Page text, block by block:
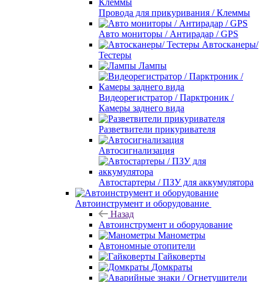
Провода для прикуривания / Клеммы
Авто мониторы / Антирадар / GPS
Автосканеры/
Тестеры
Лампы
Видеорегистратор / Парктроник /
Камеры заднего вида
Разветвители прикуривателя
Автосигнализация
Автостартеры / ПЗУ для аккумулятора
Автоинструмент и оборудование
Назад
Автоинструмент и оборудование
Манометры
Автономные отопители
Гайковерты
Домкраты